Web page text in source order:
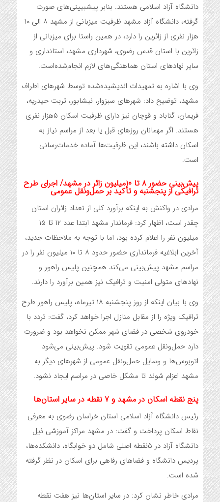
دانشگاه آزاد اسلامی هستند. بنابر پیشبیینی‌های صورت
گرفته، دانشگاه آزاد مشهد ظرفیت میزبانی از مشهد ۸ الی ۱۰
هزار نفری از زائرین را دارد، در همین راستا برای میزبانی از
زائرین با استان قدس رضوی، شهرداری مشهد، استانداری و
سایر نهادهای استان هماهنگی‌های لازم انجام‌شده‌است.
وی با اشاره به تمهیدات اندیشیده‌شده توسط شهرهای اطراف
مشهد، توضیح داد: شهرهای سبزوار، نیشابور، تربت حیدریه،
فریمان، گناباد و قوچان نیز دارای ظرفیت اسکان ۵هزار نفری
هستند. اگر مهمانان روزهای قبل یا بعد از مراسم نیاز به
اسکان داشته باشند، این ظرفیت‌ها آماده خدمات‌رسانی
است.
پیش‌بینی حضور ۸ تا ۱۰میلیون زائر در مشهد/ اجرای طرح
ترافیکی از پنجشنبه و تأکید بر حمل‌ونقل عمومی
مرادی در واکنش به اینکه برآورد کلی از تعداد زائران استان
چقدر است، اظهار کرد: فرماندار مشهد ابتدا عدد ۱۲ تا ۱۵
میلیون نفر را اعلام کرده بود، اما با توجه به ملاحظات جدید،
آخرین ابلاغیه فرمانداری حضور حدود ۸ تا ۱۰ میلیون نفر را در
مراسم مشهد پیش‌بینی می‌کند همچنین پلیس راهور و
نهادهای متولی امنیت و ترافیک نیز همین برآورد را دارند.
وی با بیان اینکه از روز پنجشنبه ۱۸ تیرماه، پلیس راهور طرح
ترافیک ویژه را از مقابل منازل اجرا خواهد کرد، گفت: تردد با
خودروی شخصی در فضای شهر ممکن نخواهد بود و ضرورت
دارد حمل‌ونقل عمومی تقویت شود. پیش‌بینی می‌شود
اتوبوس‌ها و وسایل حمل‌ونقل عمومی از شهرهای دیگر به
مشهد اعزام شوند تا مشکل خاصی در مراسم ایجاد نشود.
پنج نقطه اسکان در مشهد و ۷ نقطه در سایر استان‌ها
رئیس دانشگاه آزاد اسلامی استان خراسان رضوی به معرفی
نقاط اسکان پرداخت و گفت: در مشهد مراکز آموزشی ذیل
دانشگاه آزاد در ۵نقطه اصلی شامل دو خوابگاه، دانشکده‌ها،
پردیس دانشگاه و فضاهای رفاهی برای اسکان در نظر گرفته
شده است.
مرادی خاطر نشان کرد: در سایر استان‌ها نیز هفت نقطه